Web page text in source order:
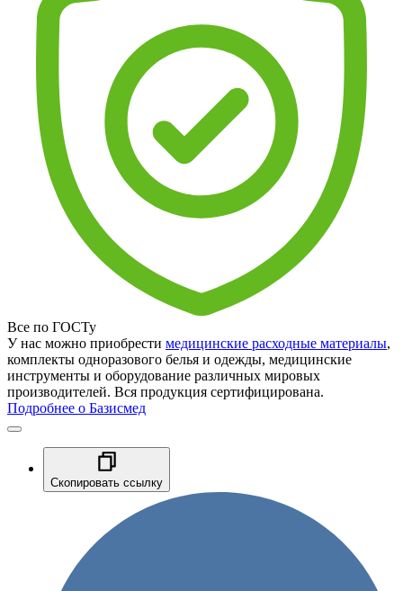
Все по ГОСТу
У нас можно приобрести медицинские расходные материалы,
комплекты одноразового белья и одежды, медицинские
инструменты и оборудование различных мировых
производителей. Вся продукция сертифицирована.
Подробнее о Базисмед
Скопировать ссылку